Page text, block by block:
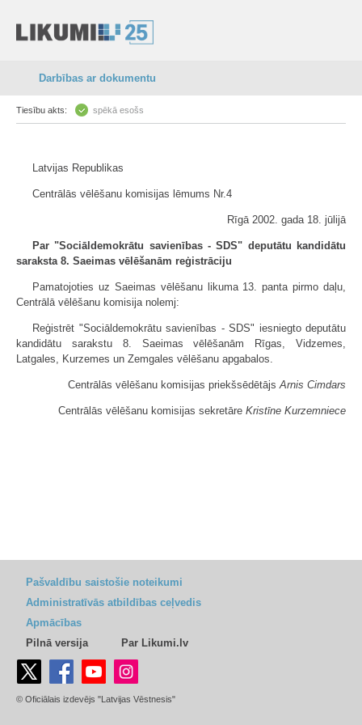
Darbības ar dokumentu
Tiesību akts: spēkā esošs
Latvijas Republikas
Centrālās vēlēšanu komisijas lēmums Nr.4
Rīgā 2002. gada 18. jūlijā
Par "Sociāldemokrātu savienības - SDS" deputātu kandidātu
saraksta 8. Saeimas vēlēšanām reģistrāciju
Pamatojoties uz Saeimas vēlēšanu likuma 13. panta pirmo daļu,
Centrālā vēlēšanu komisija nolemj:
Reģistrēt "Sociāldemokrātu savienības - SDS" iesniegto deputātu
kandidātu sarakstu 8. Saeimas vēlēšanām Rīgas, Vidzemes,
Latgales, Kurzemes un Zemgales vēlēšanu apgabalos.
Centrālās vēlēšanu komisijas priekšsēdētājsArnis Cimdars
Centrālās vēlēšanu komisijas sekretāre Kristīne Kurzemniece
Pašvaldību saistošie noteikumi
Administratīvās atbildības ceļvedis
Apmācības
Pilnā versija
Par Likumi.lv
© Oficiālais izdevējs "Latvijas Vēstnesis"